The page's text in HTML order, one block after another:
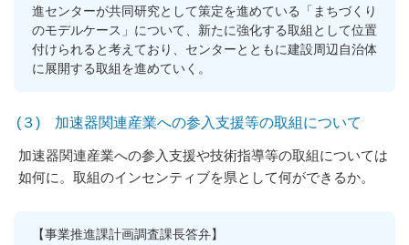
進センターが共同研究として策定を進めている「まちづくり
のモデルケース」について、新たに強化する取組として位置
付けられると考えており、センターとともに建設周辺自治体
に展開する取組を進めていく。
(３) 加速器関連産業への参入支援等の取組について
加速器関連産業への参入支援や技術指導等の取組については
如何に。取組のインセンティブを県として何ができるか。
【事業推進課計画調査課長答弁】